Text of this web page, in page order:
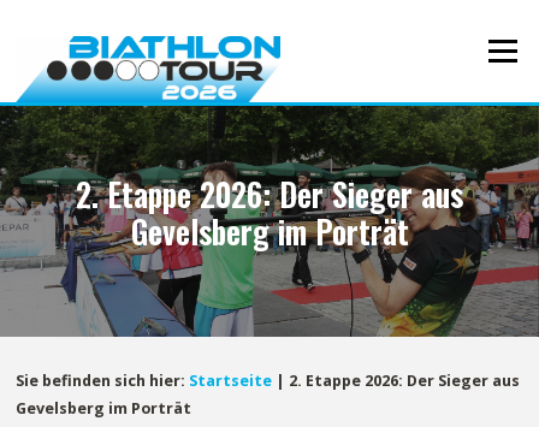
Inhalt
Menü
2. Etappe 2026: Der Sieger aus
Gevelsberg im Porträt
Sie befinden sich hier: Startseite | 2. Etappe 2026: Der Sieger aus
Gevelsberg im Porträt